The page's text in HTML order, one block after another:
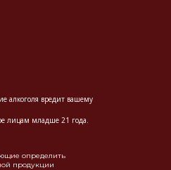
алкоголя вредит вашему
лицам младше 21 года.
определить
продукции